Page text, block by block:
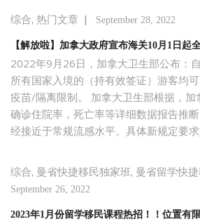
综合, 热门文章 | September 28, 2022
【解放啦】加拿大政府宣布海关10月1日起
2022年9月26日，加拿大卫生部公布：
所有国家入境的（持有效签证）游客均
疫苗/隔离限制。 加拿大卫生部根据，加
确诊住院率，死亡率等详细数据报告推
经接近于常规流感水平。具体新规定要求
综合, 曼省快捷移民独家班, 曼省留学快捷
September 26, 2022
2023年1月份留学移民课程热招！！位置有